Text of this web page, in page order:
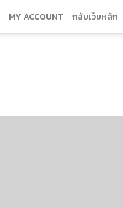
MY ACCOUNT กลับเว็บหลัก